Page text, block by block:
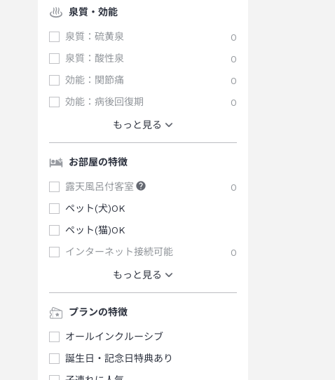
泉質・効能
泉質：硫黄泉
0
泉質：酸性泉
0
効能：関節痛
0
効能：病後回復期
0
もっと見る
お部屋の特徴
露天風呂付客室
0
ペット(犬)OK
ペット(猫)OK
インターネット接続可能
0
もっと見る
プランの特徴
オールインクルーシブ
誕生日・記念日特典あり